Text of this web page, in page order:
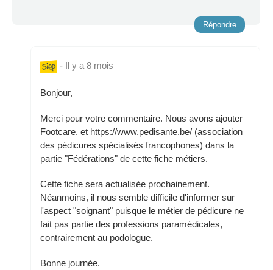
Répondre
- Il y a 8 mois
Bonjour,
Merci pour votre commentaire. Nous avons ajouter
Footcare. et https://www.pedisante.be/ (association
des pédicures spécialisés francophones) dans la
partie "Fédérations" de cette fiche métiers.
Cette fiche sera actualisée prochainement.
Néanmoins, il nous semble difficile d'informer sur
l'aspect "soignant" puisque le métier de pédicure ne
fait pas partie des professions paramédicales,
contrairement au podologue.
Bonne journée.